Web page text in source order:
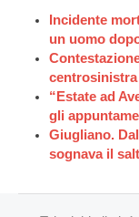
Incidente
un uomo
centrosinistra
“Estate ad
gli
Giugliano.
sognava il